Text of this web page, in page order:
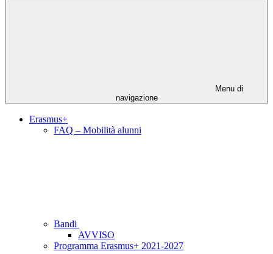
Menu di
navigazione
Erasmus+
FAQ – Mobilità alunni
Bandi
AVVISO
Programma Erasmus+ 2021-2027